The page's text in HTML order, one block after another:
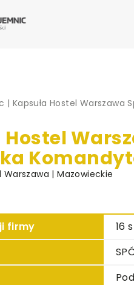
| Kapsuła Hostel Warszawa
Hostel
| Mazowieckie
firmy
16